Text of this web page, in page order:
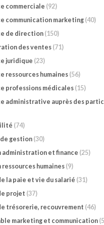
commerciale (92)
communication marketing (40)
de direction (150)
des ventes(71)
juridique (23)
ressources humaines(56)
professions médicales (15)
administrative auprès des
(74)
gestion (30)
administration et finance (25)
humaines (9)
la paie et vie du salarié (31)
projet (37)
trésorerie, recouvrement (46)
marketing et communication